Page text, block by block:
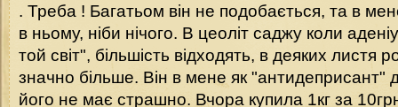
. Треба ! Багатьом він не подобається, та в
в ньому, ніби нічого. В цеоліт саджу коли
той світ", більшість відходять, в деяких листя
значно більше. Він в мене як "антидеприсант"
його не має страшно. Вчора купила 1кг за